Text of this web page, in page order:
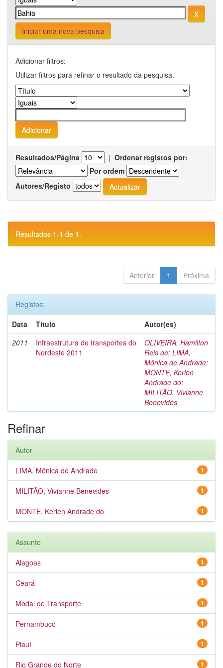
Iniciar uma nova pesquisa
Adicionar filtros:
Utilizar filtros para refinar o resultado da pesquisa.
Resultados/Página | Ordenar registos por:
Por ordem
Autores/Registo
Resultados 1-1 de 1.
Anterior 1 Próxima
Registos:
Data
Título
Autor(es)
2011
Infraestrutura de transportes do
Nordeste 2011
OLIVEIRA, Hamilton
Reis de; LIMA,
Mônica de Andrade;
MONTE, Kerlen
Andrade do;
MILITÃO, Vivianne
Benevides
Refinar
Autor
1
LIMA, Mônica de Andrade
1
MILITÃO, Vivianne Benevides
1
MONTE, Kerlen Andrade do
Assunto
1
Alagoas
1
Ceará
1
Modal de Transporte
1
Pernambuco
1
Piauí
1
Rio Grande do Norte